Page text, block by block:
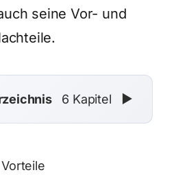
seine Vor- und
6 Kapitel ▼
Vorteile